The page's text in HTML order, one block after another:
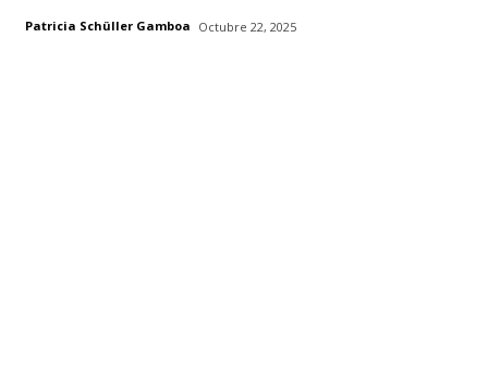
Patricia Schüller Gamboa Octubre 22, 2025